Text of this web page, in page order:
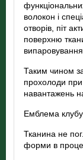
волокон і
отворів, піт
поверхню
Таким чином
прохолоди при
навантажень
Емблема клубу
Тканина не
форми в